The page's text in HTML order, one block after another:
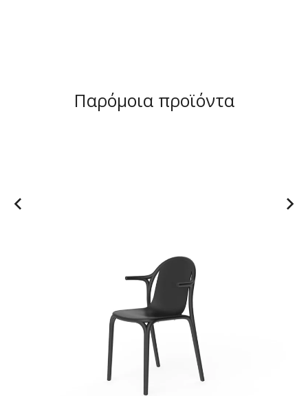
Παρόμοια προϊόντα